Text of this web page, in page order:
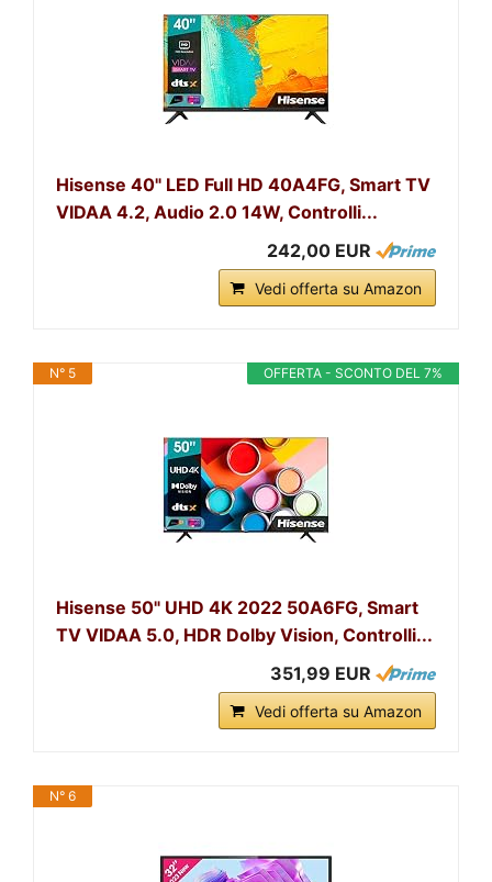
Hisense 40" LED Full HD 40A4FG, Smart TV
VIDAA 4.2, Audio 2.0 14W, Controlli...
242,00 EUR
Vedi offerta su Amazon
OFFERTA - SCONTO DEL 7%
N° 5
Hisense 50" UHD 4K 2022 50A6FG, Smart
TV VIDAA 5.0, HDR Dolby Vision, Controlli...
351,99 EUR
Vedi offerta su Amazon
N° 6